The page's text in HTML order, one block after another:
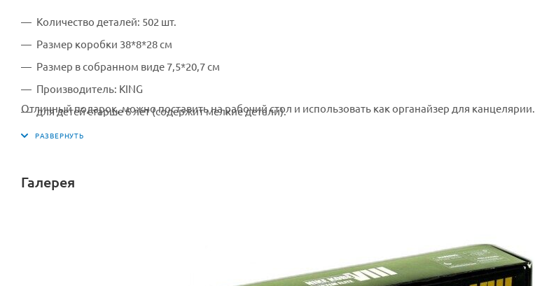
Количество деталей: 502 шт.
Размер коробки 38*8*28 см
Размер в собранном виде 7,5*20,7 см
Производитель: KING
для детей старше 6 лет (содержит мелкие детали).
Отличный подарок, можно поставить на рабочий стол и использовать как органайзер для канцелярии.
Галерея